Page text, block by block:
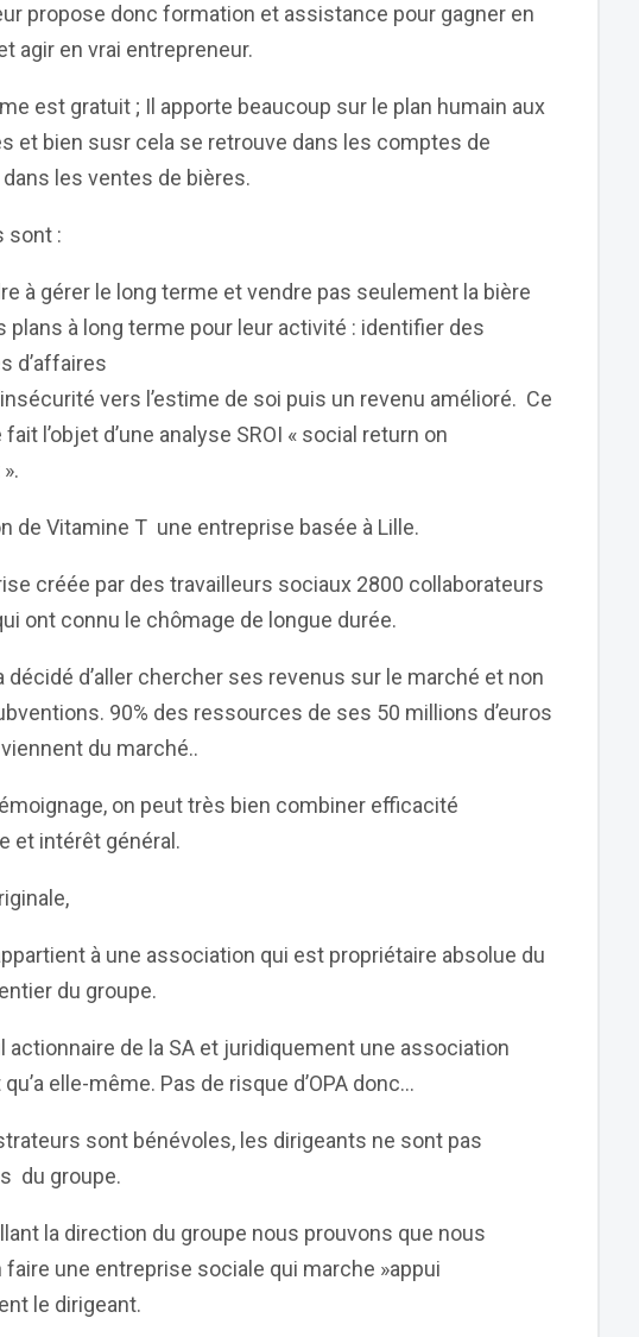
propose donc formation et assistance pour gagner en
agir en vrai entrepreneur.
est gratuit ; Il apporte beaucoup sur le plan humain aux
et bien susr cela se retrouve dans les comptes de
dans les ventes de bières.
sont :
à gérer le long terme et vendre pas seulement la bière
plans à long terme pour leur activité : identifier des
d’affaires
vers l’estime de soi puis un revenu amélioré. Ce
l’objet d’une analyse SROI « social return on
de Vitamine T une entreprise basée à Lille.
créée par des travailleurs sociaux 2800 collaborateurs
ont connu le chômage de longue durée.
décidé d’aller chercher ses revenus sur le marché et non
90% des ressources de ses 50 millions d’euros
du marché..
on peut très bien combiner efficacité
et intérêt général.
à une association qui est propriétaire absolue du
du groupe.
actionnaire de la SA et juridiquement une association
qu’a elle-même. Pas de risque d’OPA donc…
sont bénévoles, les dirigeants ne sont pas
du groupe.
la direction du groupe nous prouvons que nous
faire une entreprise sociale qui marche »appui
le dirigeant.